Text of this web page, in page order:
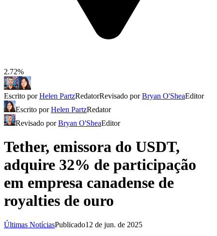
2.72%
Escrito porHelen PartzRedatorRevisado porBryan O'SheaEditor
Escrito porHelen PartzRedator
Revisado porBryan O'SheaEditor
Tether, emissora do USDT,
adquire 32% de participação
em empresa canadense de
royalties de ouro
Últimas NotíciasPublicado12 de jun. de 2025